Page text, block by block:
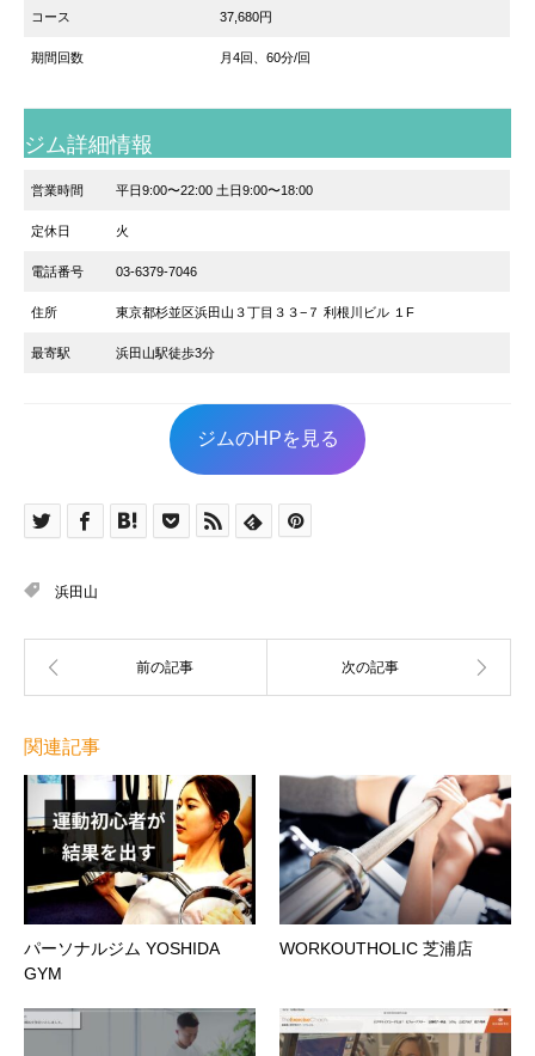
コース 37,680円
期間回数 月4回、60分/回
ジム詳細情報
営業時間 平日9:00〜22:00 土日9:00〜18:00
定休日 火
電話番号 03-6379-7046
住所 東京都杉並区浜田山３丁目３３−７ 利根川ビル １F
最寄駅 浜田山駅徒歩3分
ジムのHPを見る
浜田山
関連記事
パーソナルジム YOSHIDA
GYM
WORKOUTHOLIC 芝浦店